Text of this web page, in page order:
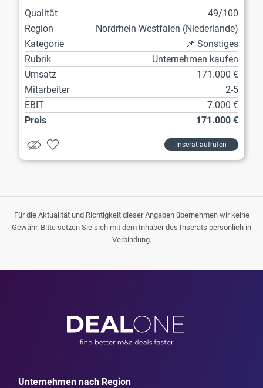
Qualität
49/100
Region
Nordrhein-Westfalen (Niederlande)
Kategorie
📌 Sonstiges
Rubrik
Unternehmen kaufen
Umsatz
171.000 €
Mitarbeiter
2-5
EBIT
7.000 €
Preis
171.000 €
Inserat aufrufen
Für die Aktualität und Richtigkeit dieser Angaben übernehmen wir keine
Gewähr. Bitte setzen Sie sich mit dem Inhaber des Inserats persönlich in
Verbindung.
Unternehmen nach Region